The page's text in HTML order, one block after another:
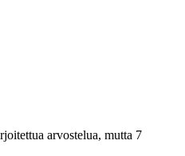
arvostelua, mutta 7